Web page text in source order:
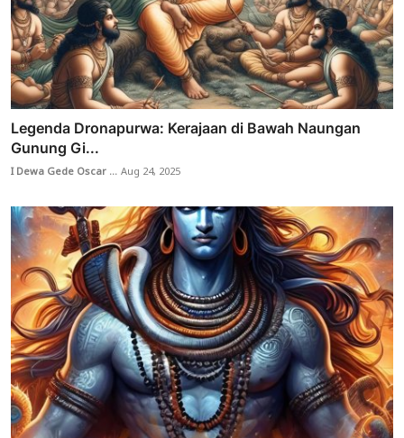
Legenda Dronapurwa: Kerajaan di Bawah Naungan
Gunung Gi...
I Dewa Gede Oscar ...Aug 24, 2025